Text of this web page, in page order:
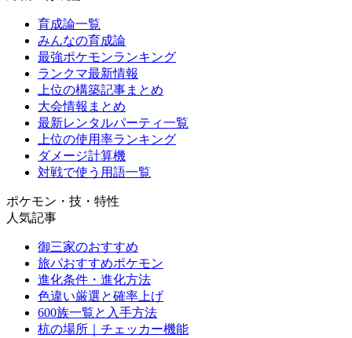
育成論一覧
みんなの育成論
最強ポケモンランキング
ランクマ最新情報
上位の構築記事まとめ
大会情報まとめ
最新レンタルパーティ一覧
上位の使用率ランキング
ダメージ計算機
対戦で使う用語一覧
ポケモン・技・特性
人気記事
御三家のおすすめ
旅パおすすめポケモン
進化条件・進化方法
色違い厳選と確率上げ
600族一覧と入手方法
杭の場所｜チェッカー機能